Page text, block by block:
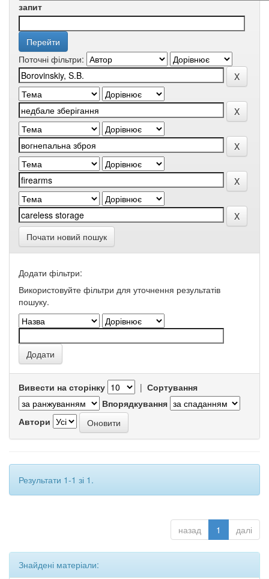
запит
Поточні фільтри:
Почати новий пошук
Додати фільтри:
Використовуйте фільтри для уточнення результатів
пошуку.
Вивести на сторінку | Сортування
Впорядкування
Автори
Результати 1-1 зі 1.
назад 1 далі
Знайдені матеріали: